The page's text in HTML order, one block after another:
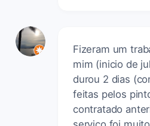
Fizeram um
mim (inicio de
durou 2 dias
feitas pelos
contratado